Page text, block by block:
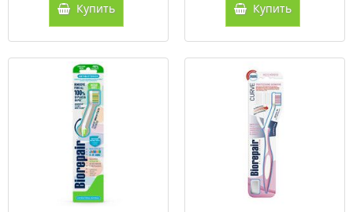
Купить Купить